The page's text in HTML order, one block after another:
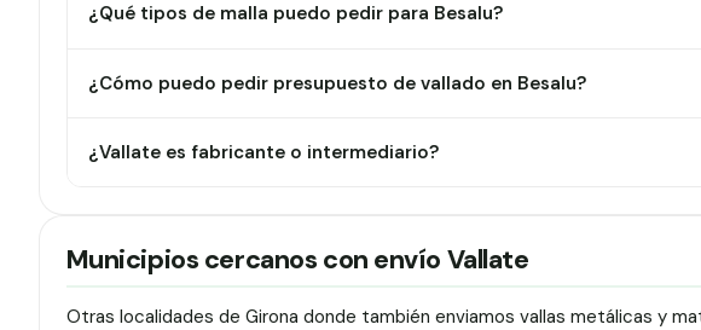
¿Qué tipos de malla puedo pedir para Besalu?
¿Cómo puedo pedir presupuesto de vallado en Besalu?
¿Vallate es fabricante o intermediario?
Municipios cercanos con envío Vallate
Otras localidades de Girona donde también enviamos vallas metálicas y